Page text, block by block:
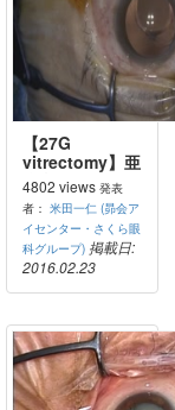
【27G
vitrectomy】亜
脱臼したIOLの
縫着による再固
定
4802 views 発表
者： 米田一仁 (昴会ア
イセンター・さくら眼
科グループ) 掲載日:
2016.02.23